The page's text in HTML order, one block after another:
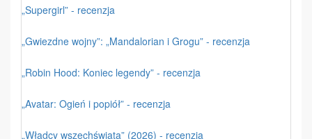
„Supergirl” - recenzja
„Gwiezdne wojny”: „Mandalorian i Grogu” - recenzja
„Robin Hood: Koniec legendy” - recenzja
„Avatar: Ogień i popiół” - recenzja
„Władcy wszechświata” (2026) - recenzja